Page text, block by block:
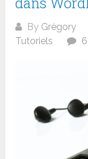
By Grégory
Tutoriels